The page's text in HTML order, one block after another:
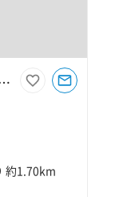
小田原市桑原1250坪倉庫
約1.70km